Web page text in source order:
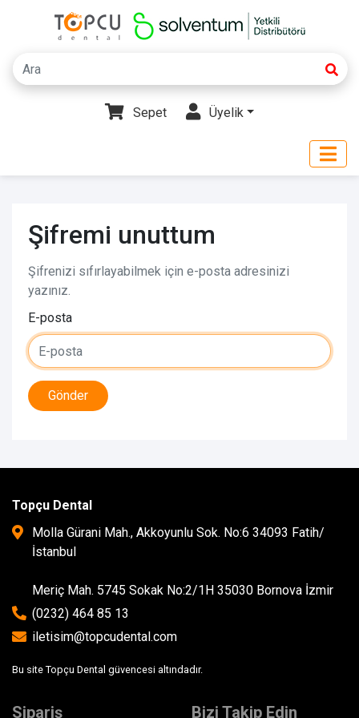
Sepet Üyelik
Şifremi unuttum
Şifrenizi sıfırlayabilmek için e-posta adresinizi
yazınız.
E-posta
Gönder
Topçu Dental
Molla Gürani Mah., Akkoyunlu Sok. No:6 34093 Fatih/
İstanbul
Meriç Mah. 5745 Sokak No:2/1H 35030 Bornova İzmir
(0232) 464 85 13
iletisim@topcudental.com
Bu site Topçu Dental güvencesi altındadır.
Sipariş Bizi Takip Edin